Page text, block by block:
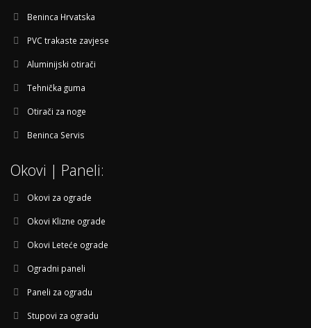
Beninca Hrvatska
PVC trakaste zavjese
Aluminijski otirači
Tehnička guma
Otirači za noge
Beninca Servis
Okovi | Paneli:
Okovi za ograde
Okovi Klizne ograde
Okovi Leteće ograde
Ogradni paneli
Paneli za ogradu
Stupovi za ogradu